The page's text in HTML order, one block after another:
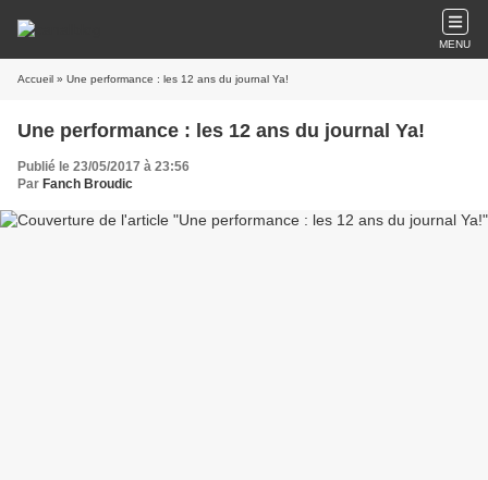
MENU
Accueil » Une performance : les 12 ans du journal Ya!
Une performance : les 12 ans du journal Ya!
Publié le 23/05/2017 à 23:56
Par Fanch Broudic